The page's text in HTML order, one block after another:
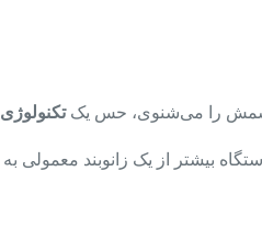
بیشتر از یک زانوبند معمولی